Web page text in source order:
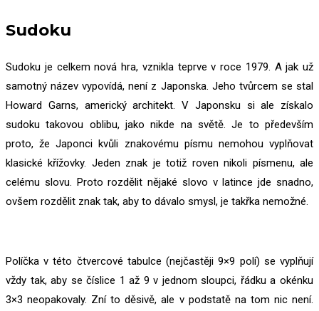
Sudoku
Sudoku je celkem nová hra, vznikla teprve v roce 1979. A jak už
samotný název vypovídá, není z Japonska. Jeho tvůrcem se stal
Howard Garns, americký architekt. V Japonsku si ale získalo
sudoku takovou oblibu, jako nikde na světě. Je to především
proto, že Japonci kvůli znakovému písmu nemohou vyplňovat
klasické křížovky. Jeden znak je totiž roven nikoli písmenu, ale
celému slovu. Proto rozdělit nějaké slovo v latince jde snadno,
ovšem rozdělit znak tak, aby to dávalo smysl, je takřka nemožné.
Políčka v této čtvercové tabulce (nejčastěji 9×9 polí) se vyplňují
vždy tak, aby se číslice 1 až 9 v jednom sloupci, řádku a okénku
3×3 neopakovaly. Zní to děsivě, ale v podstatě na tom nic není.